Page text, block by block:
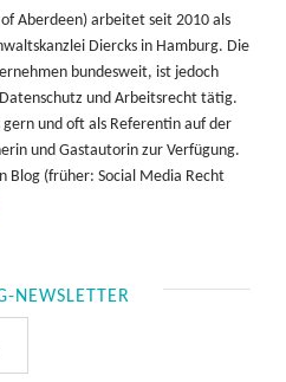
Aberdeen) arbeitet seit 2010 als
Diercks in Hamburg. Die
bundesweit, ist jedoch
und Arbeitsrecht tätig.
und oft als Referentin auf der
und Gastautorin zur Verfügung.
Blog (früher: Social Media Recht
NEWSLETTER